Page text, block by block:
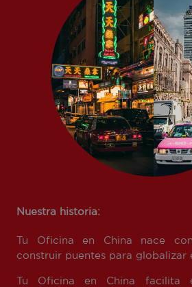
Nuestra historia:
Tu Oficina en China nace
construir puentes para globalizar
Tu Oficina en China facilita